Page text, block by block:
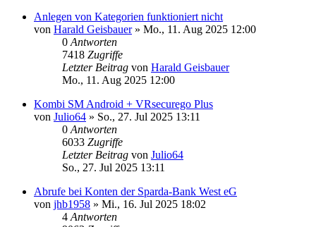
Anlegen von Kategorien funktioniert nicht
von Harald Geisbauer» Mo., 11. Aug 2025 12:00
0 Antworten
7418 Zugriffe
Letzter Beitrag von Harald Geisbauer
Mo., 11. Aug 2025 12:00
Kombi SM Android + VRsecurego Plus
von Julio64 » So., 27. Jul 2025 13:11
0 Antworten
6033 Zugriffe
Letzter Beitrag von Julio64
So., 27. Jul 2025 13:11
Abrufe bei Konten der Sparda-Bank West eG
von jhb1958 » Mi., 16. Jul 2025 18:02
4 Antworten